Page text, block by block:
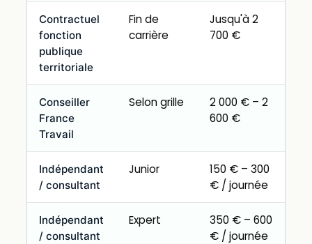
Contractuel
fonction
publique
territoriale
Fin de
carrière
Jusqu'à 2
700 €
Conseiller
France
Travail
Selon grille
2 000 € – 2
600 €
Indépendant
/ consultant
Junior
150 € – 300
€ / journée
Indépendant
/ consultant
Expert
350 € – 600
€ / journée